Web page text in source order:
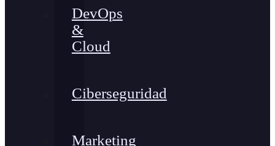
DevOps
&
Cloud
Ciberseguridad
Marketing